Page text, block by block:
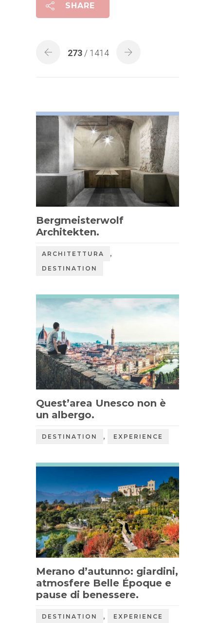
SHARE
273 / 1414
Bergmeisterwolf
Architekten.
ARCHITETTURA ,
DESTINATION
Quest’area Unesco non è
un albergo.
DESTINATION , EXPERIENCE
Merano d’autunno: giardini,
atmosfere Belle Époque e
pause di benessere.
DESTINATION , EXPERIENCE